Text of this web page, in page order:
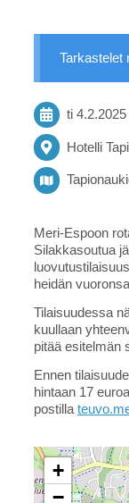
Tarkastelet
ti 4.2.2025
Hotelli
Meri-Espoon
Silakkasoutua
heidän
Tilaisuudessa
kuullaan
pitää esitelmän
Ennen
hintaan 17
postilla
+
−